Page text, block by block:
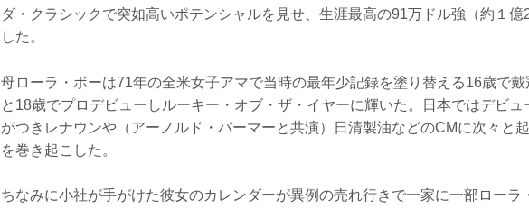
ダ・クラシックで突如高いポテンシャルを見せ、生涯最高の91万ドル強（約１
した。
母ローラ・ボーは71年の全米女子アマで当時の最年少記録を塗り替える16歳で
と18歳でプロデビューしルーキー・オブ・ザ・イヤーに輝いた。日本ではデビュ
がつきレナウンや（アーノルド・パーマーと共演）日清製油などのCMに次々と
を巻き起こした。
ちなみに小社が手がけた彼女のカレンダーが異例の売れ行きで一家に一部ローラ